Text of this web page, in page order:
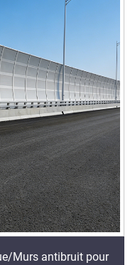
Murs antibruit pour